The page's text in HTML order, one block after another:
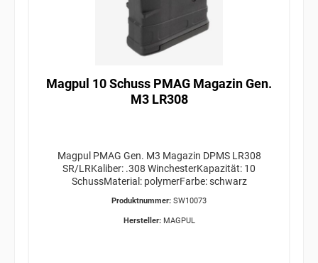
Magpul 10 Schuss PMAG Magazin Gen.
M3 LR308
Magpul PMAG Gen. M3 Magazin DPMS LR308
SR/LRKaliber: .308 WinchesterKapazität: 10
SchussMaterial: polymerFarbe: schwarz
Produktnummer: SW10073
Hersteller: MAGPUL